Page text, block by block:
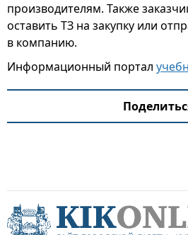
производителям. Также
оставить ТЗ на закупку или
в компанию.
Информационный портал